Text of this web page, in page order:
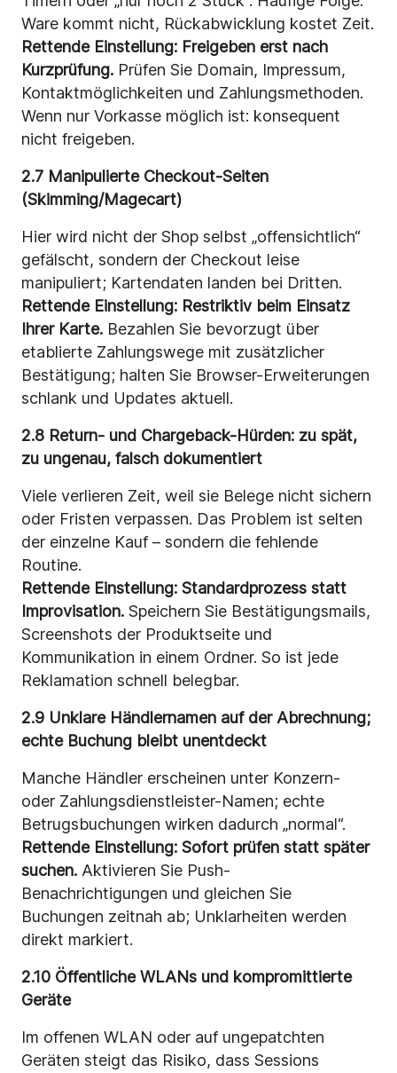
Ware kommt nicht, Rückabwicklung kostet Zeit.
Rettende Einstellung: Freigeben erst nach
Kurzprüfung. Prüfen Sie Domain, Impressum,
Kontaktmöglichkeiten und Zahlungsmethoden.
Wenn nur Vorkasse möglich ist: konsequent
nicht freigeben.
2.7 Manipulierte Checkout-Seiten
(Skimming/Magecart)
Hier wird nicht der Shop selbst „offensichtlich“
gefälscht, sondern der Checkout leise
manipuliert; Kartendaten landen bei Dritten.
Rettende Einstellung: Restriktiv beim Einsatz
Ihrer Karte. Bezahlen Sie bevorzugt über
etablierte Zahlungswege mit zusätzlicher
Bestätigung; halten Sie Browser-Erweiterungen
schlank und Updates aktuell.
2.8 Return- und Chargeback-Hürden: zu spät,
zu ungenau, falsch dokumentiert
Viele verlieren Zeit, weil sie Belege nicht sichern
oder Fristen verpassen. Das Problem ist selten
der einzelne Kauf – sondern die fehlende
Routine.
Rettende Einstellung: Standardprozess statt
Improvisation. Speichern Sie Bestätigungsmails,
Screenshots der Produktseite und
Kommunikation in einem Ordner. So ist jede
Reklamation schnell belegbar.
2.9 Unklare Händlernamen auf der Abrechnung;
echte Buchung bleibt unentdeckt
Manche Händler erscheinen unter Konzern-
oder Zahlungsdienstleister-Namen; echte
Betrugsbuchungen wirken dadurch „normal“.
Rettende Einstellung: Sofort prüfen statt später
suchen. Aktivieren Sie Push-
Benachrichtigungen und gleichen Sie
Buchungen zeitnah ab; Unklarheiten werden
direkt markiert.
2.10 Öffentliche WLANs und kompromittierte
Geräte
Im offenen WLAN oder auf ungepatchten
Geräten steigt das Risiko, dass Sessions